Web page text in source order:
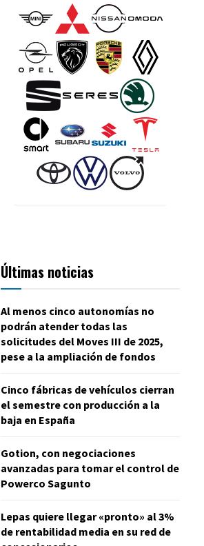
Últimas noticias
Al menos cinco autonomías no
podrán atender todas las
solicitudes del Moves III de 2025,
pese a la ampliación de fondos
Cinco fábricas de vehículos cierran
el semestre con producción a la
baja en España
Gotion, con negociaciones
avanzadas para tomar el control de
Powerco Sagunto
Lepas quiere llegar «pronto» al 3%
de rentabilidad media en su red de